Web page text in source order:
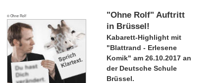
© Ohne Rolf
"Ohne Rolf" Auftritt
in Brüssel!
Kabarett-Highlight mit
"Blattrand - Erlesene
Komik" am 26.10.2017 an
der Deutsche Schule
Brüssel.